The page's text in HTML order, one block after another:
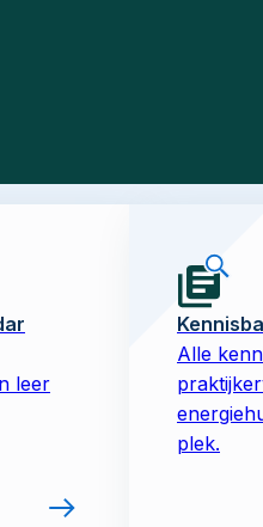
leer
Alle
plek.